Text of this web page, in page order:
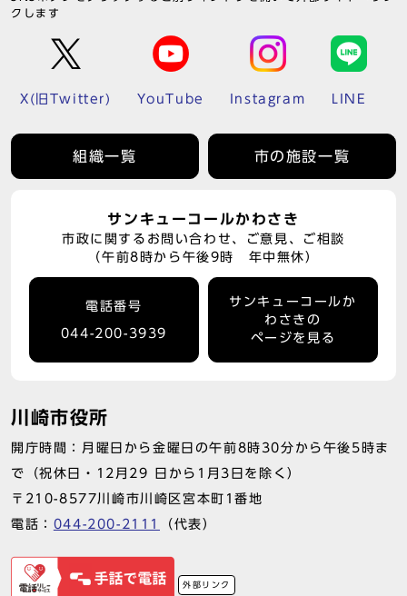
クします
X(旧Twitter) YouTube Instagram LINE
組織一覧 市の施設一覧
サンキューコールかわさき
市政に関するお問い合わせ、ご意見、ご相談
（午前8時から午後9時 年中無休）
電話番号
044-200-3939
サンキューコールか
わさきの
ページを見る
川崎市役所
開庁時間：月曜日から金曜日の午前8時30分から午後5時ま
で（祝休日・12月29 日から1月3日を除く）
〒210-8577川崎市川崎区宮本町1番地
電話： 044-200-2111 （代表）
外部リンク